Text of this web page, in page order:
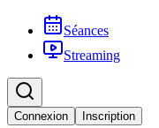
Séances
Streaming
Connexion Inscription